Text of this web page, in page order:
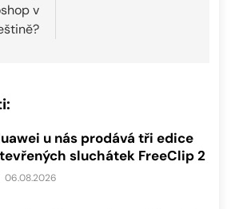
v
u nás prodává tři edice
sluchátek FreeClip 2
06.08.2026